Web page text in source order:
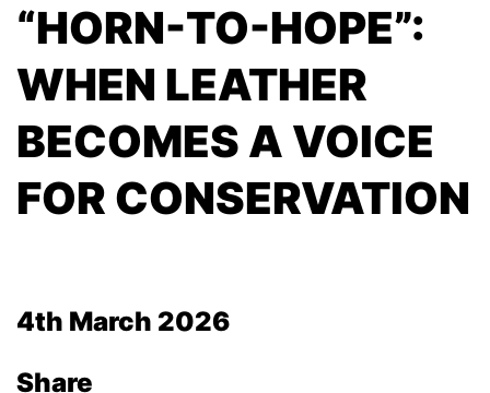
“HORN-TO-HOPE”:
WHEN LEATHER
BECOMES A VOICE
FOR CONSERVATION
4th March 2026
Share